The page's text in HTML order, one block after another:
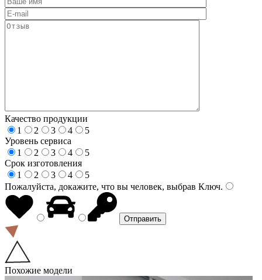
Качество продукции
1
2 3 4
5
Уровень сервиса
1
2 3 4
5
Срок изготовления
1
2 3 4
5
Пожалуйста, докажите, что вы человек, выбрав Ключ.
Похожие модели